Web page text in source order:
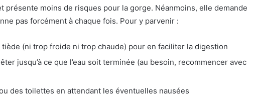
présente moins de risques pour la gorge. Néanmoins, elle demande
pas forcément à chaque fois. Pour y parvenir :
tiède (ni trop froide ni trop chaude) pour en faciliter la digestion
jusqu’à ce que l’eau soit terminée (au besoin, recommencer avec
des toilettes en attendant les éventuelles nausées